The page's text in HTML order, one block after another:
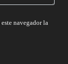
navegador la